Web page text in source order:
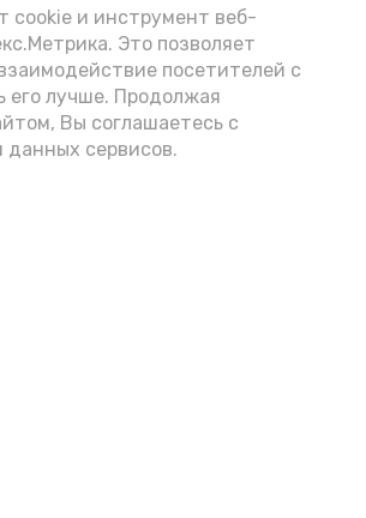
cookie и инструмент веб-
Это позволяет
посетителей с
его лучше. Продолжая
Вы соглашаетесь с
данных сервисов.
этом следует обратить
с которым она
выбирать
с мукой грубого
икру следует в первой